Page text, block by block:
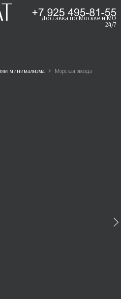
Доставка по Москве и МО
24/7
минимализма Морская звезда